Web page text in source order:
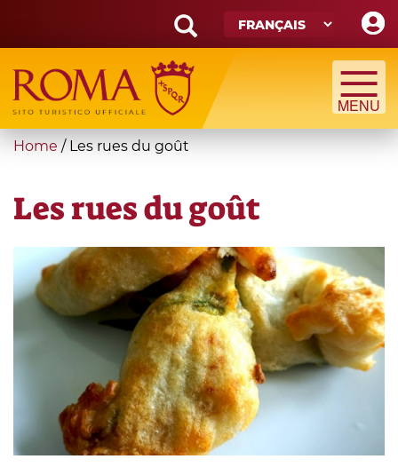
main
content
Search
form
Recherche
You
here
Home / Les rues du goût
Les rues du goût